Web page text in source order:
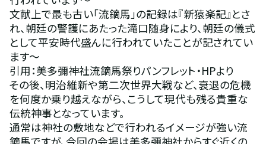
文献上で最も古い「流鏑馬」の記録は『新猿楽記』とさ
れ、朝廷の警護にあたった滝口随身により、朝廷の儀式
として平安時代盛んに行われていたことが記されてい
ます～
引用：美多彌神社流鏑馬祭りパンフレット・HPより
その後、明治維新や第二次世界大戦など、衰退の危機
を何度か乗り越えながら、こうして現代も残る貴重な
伝統神事となっています。
通常は神社の敷地などで行われるイメージが強い流